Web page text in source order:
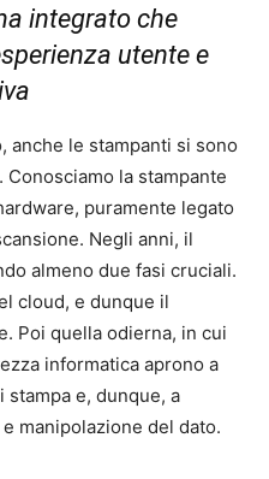
integrato che
utente e
anche le stampanti si sono
la stampante
puramente legato
Negli anni, il
almeno due fasi cruciali.
cloud, e dunque il
Poi quella odierna, in cui
informatica aprono a
e, dunque, a
manipolazione del dato.